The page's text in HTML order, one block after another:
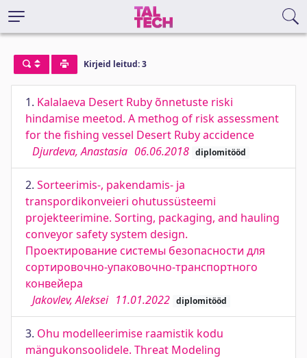
Kirjeid leitud: 3
1. Kalalaeva Desert Ruby õnnetuste riski
hindamise meetod. A methog of risk assessment
for the fishing vessel Desert Ruby accidence
Djurdeva, Anastasia 06.06.2018 diplomitööd
2. Sorteerimis-, pakendamis- ja
transpordikonveieri ohutussüsteemi
projekteerimine. Sorting, packaging, and hauling
conveyor safety system design.
Проектирование системы безопасности для
сортировочно-упаковочно-транспортного
конвейера
Jakovlev, Aleksei 11.01.2022 diplomitööd
3. Ohu modelleerimise raamistik kodu
mängukonsoolidele. Threat Modeling